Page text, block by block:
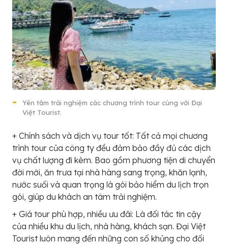
Yên tâm trải nghiệm các chương trình tour cùng với Đại
Việt Tourist.
+ Chính sách và dịch vụ tour tốt: Tất cả mọi chương
trình tour của công ty đều đảm bảo đầy đủ các dịch
vụ chất lượng đi kèm. Bao gồm phương tiện di chuyển
đời mới, ăn trưa tại nhà hàng sang trọng, khăn lạnh,
nước suối và quan trọng là gói bảo hiểm du lịch trọn
gói, giúp du khách an tâm trải nghiệm.
+ Giá tour phù hợp, nhiều ưu đãi: Là đối tác tin cậy
của nhiều khu du lịch, nhà hàng, khách sạn. Đại Việt
Tourist luôn mang đến những con số khủng cho đối